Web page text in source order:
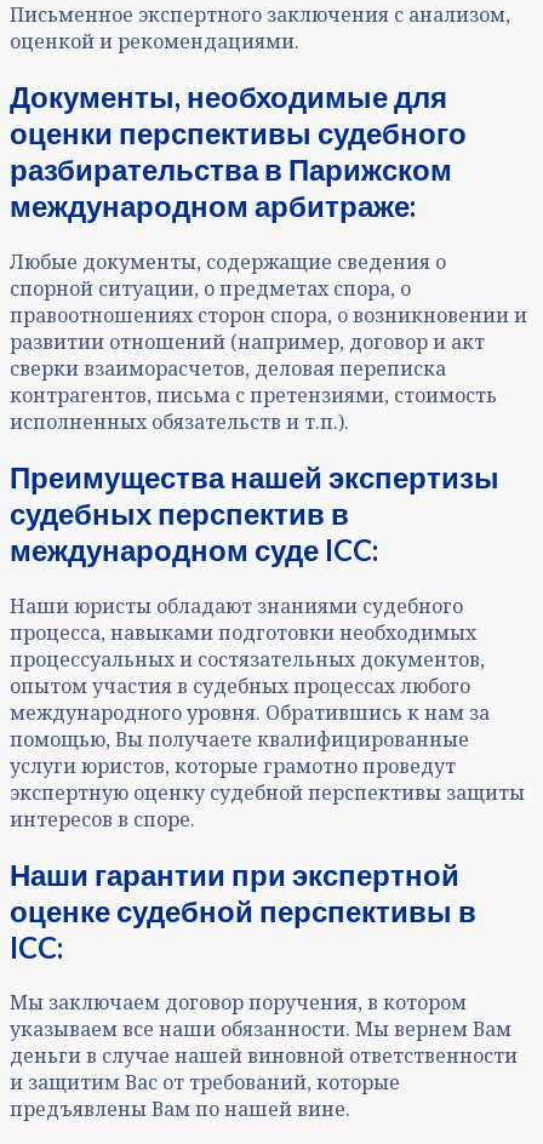
Письменное экспертного заключения с анализом,
оценкой и рекомендациями.
Документы, необходимые для
оценки перспективы судебного
разбирательства в Парижском
международном арбитраже:
Любые документы, содержащие сведения о
спорной ситуации, о предметах спора, о
правоотношениях сторон спора, о возникновении и
развитии отношений (например, договор и акт
сверки взаиморасчетов, деловая переписка
контрагентов, письма с претензиями, стоимость
исполненных обязательств и т.п.).
Преимущества нашей экспертизы
судебных перспектив в
международном суде ICC:
Наши юристы обладают знаниями судебного
процесса, навыками подготовки необходимых
процессуальных и состязательных документов,
опытом участия в судебных процессах любого
международного уровня. Обратившись к нам за
помощью, Вы получаете квалифицированные
услуги юристов, которые грамотно проведут
экспертную оценку судебной перспективы защиты
интересов в споре.
Наши гарантии при экспертной
оценке судебной перспективы в
ICC:
Мы заключаем договор поручения, в котором
указываем все наши обязанности. Мы вернем Вам
деньги в случае нашей виновной ответственности
и защитим Вас от требований, которые
предъявлены Вам по нашей вине.